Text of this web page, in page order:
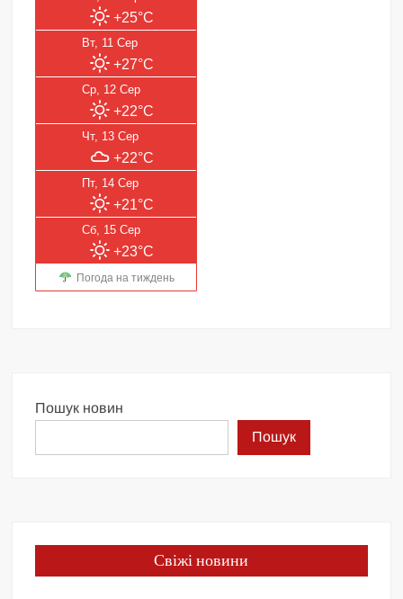
+25°C
Вт, 11 Сер
+27°C
Ср, 12 Сер
+22°C
Чт, 13 Сер
+22°C
Пт, 14 Сер
+21°C
Сб, 15 Сер
+23°C
Погода на тиждень
Пошук новин
Пошук
Свіжі новини